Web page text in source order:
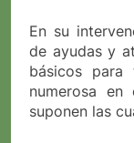
En su
de ayudas y
básicos
numerosa
suponen las